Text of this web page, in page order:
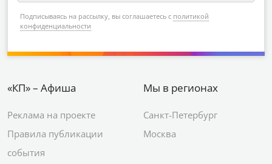
Подписываясь на рассылку, вы соглашаетесь с политикой
конфиденциальности
«КП» – Афиша
Реклама на проекте
Правила публикации
события
Мы в регионах
Санкт-Петербург
Москва